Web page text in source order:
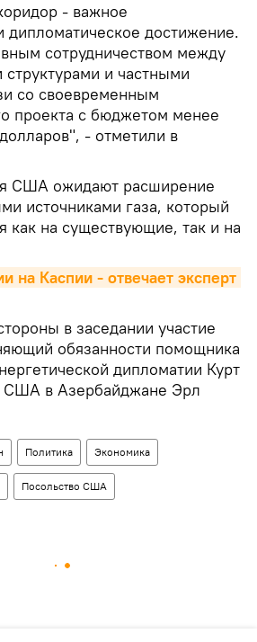
- важное
дипломатическое достижение.
сотрудничеством между
структурами и частными
со своевременным
проекта с бюджетом менее
- отметили в
США ожидают расширение
источниками газа, который
как на существующие, так и на
на Каспии - отвечает эксперт
в заседании участие
обязанности помощника
дипломатии Курт
США в Азербайджане Эрл
Политика Экономика
Посольство США